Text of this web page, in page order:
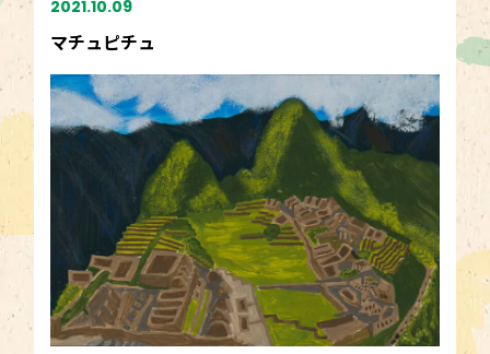
2021.10.09
マチュピチュ